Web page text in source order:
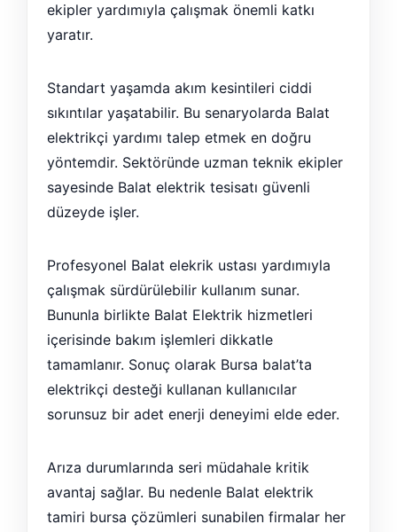
ekipler yardımıyla çalışmak önemli katkı
yaratır.
Standart yaşamda akım kesintileri ciddi
sıkıntılar yaşatabilir. Bu senaryolarda Balat
elektrikçi yardımı talep etmek en doğru
yöntemdir. Sektöründe uzman teknik ekipler
sayesinde Balat elektrik tesisatı güvenli
düzeyde işler.
Profesyonel Balat elekrik ustası yardımıyla
çalışmak sürdürülebilir kullanım sunar.
Bununla birlikte Balat Elektrik hizmetleri
içerisinde bakım işlemleri dikkatle
tamamlanır. Sonuç olarak Bursa balat’ta
elektrikçi desteği kullanan kullanıcılar
sorunsuz bir adet enerji deneyimi elde eder.
Arıza durumlarında seri müdahale kritik
avantaj sağlar. Bu nedenle Balat elektrik
tamiri bursa çözümleri sunabilen firmalar her